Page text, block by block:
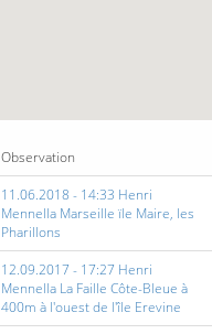
Observation
11.06.2018 - 14:33 Henri
Mennella Marseille ïle Maire, les
Pharillons
12.09.2017 - 17:27 Henri
Mennella La Faille Côte-Bleue à
400m à l'ouest de l'île Erevine